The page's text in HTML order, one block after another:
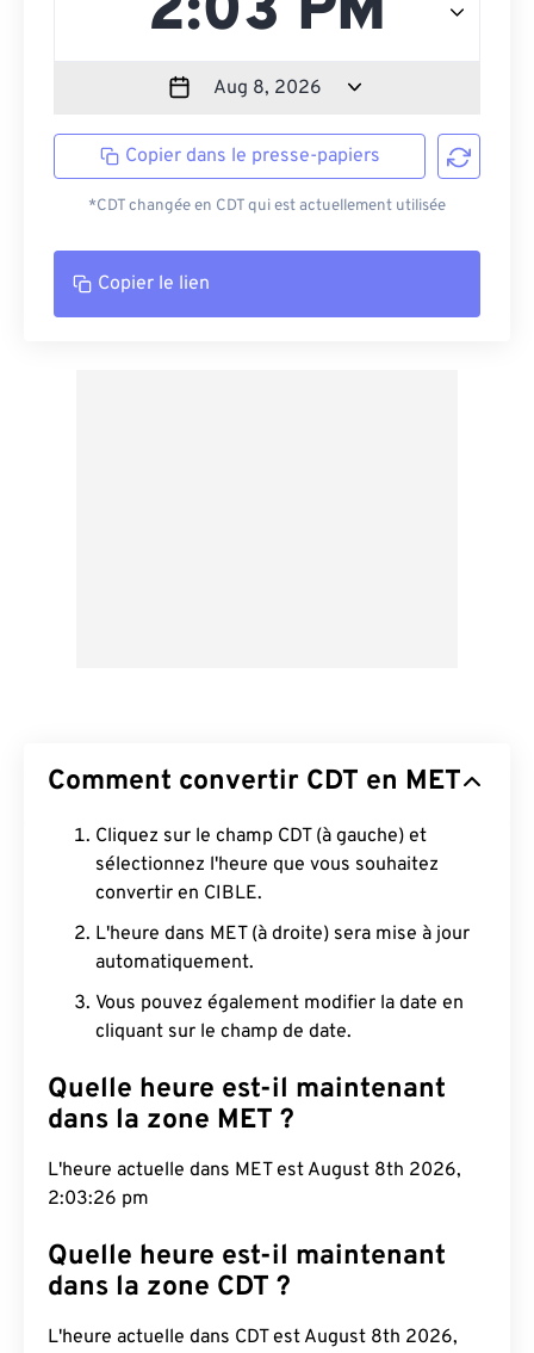
Copier dans le presse-papiers
*CDT changée en CDT qui est actuellement utilisée
Copier le lien
Comment convertir CDT en MET
Cliquez sur le champ CDT (à gauche) et
sélectionnez l'heure que vous souhaitez
convertir en CIBLE.
L'heure dans MET (à droite) sera mise à jour
automatiquement.
Vous pouvez également modifier la date en
cliquant sur le champ de date.
Quelle heure est-il maintenant
dans la zone MET ?
L'heure actuelle dans MET est August 8th 2026,
2:03:27 pm
Quelle heure est-il maintenant
dans la zone CDT ?
L'heure actuelle dans CDT est August 8th 2026,